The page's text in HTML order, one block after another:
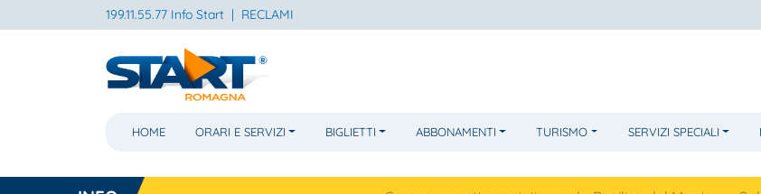
199.11.55.77 Info Start | RECLAMI
HOME ORARI E SERVIZI BIGLIETTI ABBONAMENTI TURISMO SERVIZI SPECIALI